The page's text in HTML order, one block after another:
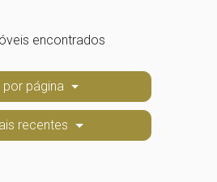
encontrados
por página
recentes